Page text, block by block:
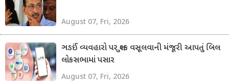
August 07, Fri, 2026
ઞઙઈં વ્યવહારો પર શુલ્ક વસૂલવાની મંજૂરી આપતું બિલ
લોકસભામાં પસાર
August 07, Fri, 2026